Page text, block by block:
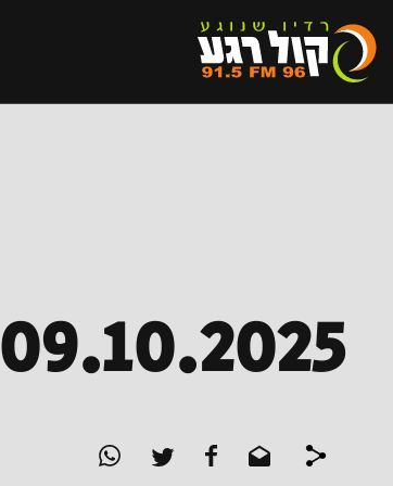
09.10.2025 | תוצרת הארץ